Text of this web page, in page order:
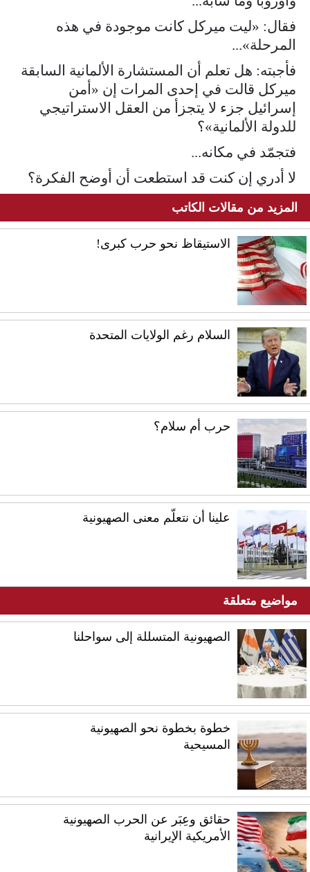
فقال: «ليت ميركل كانت موجودة في هذه
المرحلة»...
فأجبته: هل تعلم أن المستشارة الألمانية السابقة
ميركل قالت في إحدى المرات إن «أمن
إسرائيل جزء لا يتجزأ من العقل الاستراتيجي
للدولة الألمانية»؟
فتجمّد في مكانه...
لا أدري إن كنت قد استطعت أن أوضح الفكرة؟
المزيد من مقالات الكاتب
الاستيقاظ نحو حرب كبرى!
السلام رغم الولايات المتحدة
حرب أم سلام؟
علينا أن نتعلّم معنى الصهيونية
مواضيع متعلقة
الصهيونية المتسللة إلى سواحلنا
خطوة بخطوة نحو الصهيونية
المسيحية
حقائق وعِبَر عن الحرب الصهيونية
الأمريكية الإيرانية